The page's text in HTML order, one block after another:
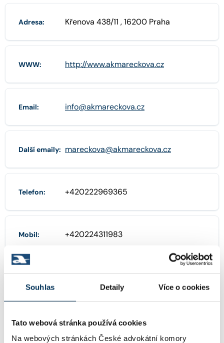
Souhlas Detaily Více o cookies
Tato webová stránka používá cookies
Na webových stránkách České advokátní komory
Adresa: Křenova 438/11 , 16200 Praha
WWW: http://www.akmareckova.cz
Email: info@akmareckova.cz
Další emaily: mareckova@akmareckova.cz
Telefon: +420222969365
Mobil: +420224311983